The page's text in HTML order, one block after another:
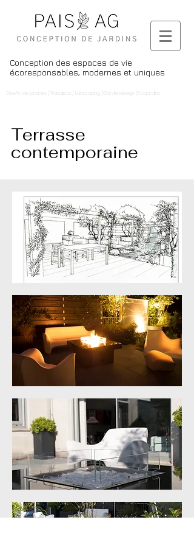
Conception des espaces de vie
écoresponsables, modernes et uniques
Diseño de jardines / Paisajista / Lanscaping /Gardendesign /Ecojardins
Terrasse
contemporaine